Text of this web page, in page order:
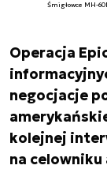
Śmigłowce MH-
Operacja
negocjacje
kolejnej
na